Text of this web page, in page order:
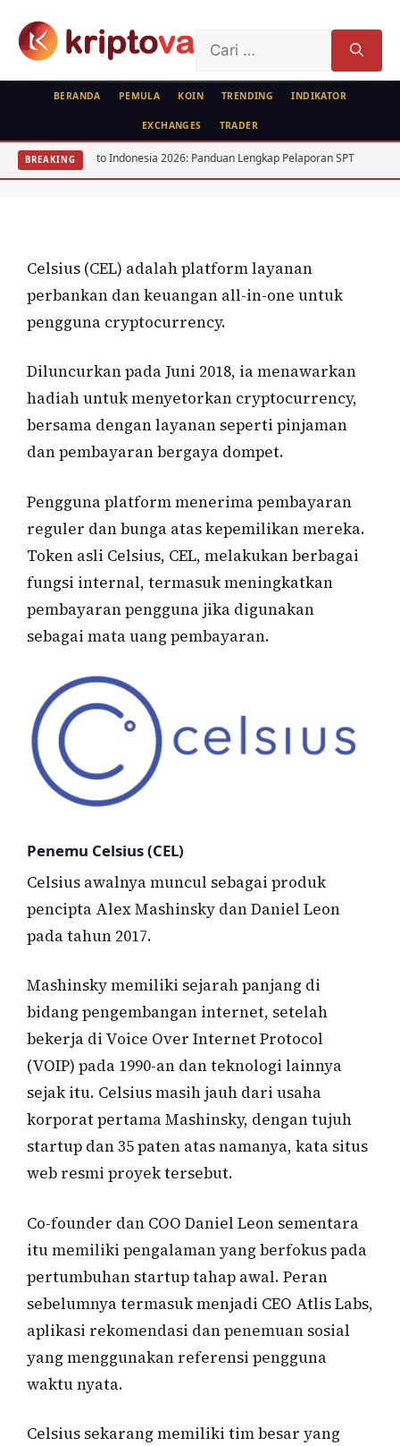
untuk:
BERANDA PEMULA KOIN TRENDING INDIKATOR
EXCHANGES TRADER
BREAKING
Pajak Kripto Indonesia 2026: Panduan Lengkap Pelaporan SPT
KOIN
Celsius (CEL)
Celsius (CEL) adalah platform layanan
perbankan dan keuangan all-in-one untuk
pengguna cryptocurrency.
Diluncurkan pada Juni 2018, ia menawarkan
hadiah untuk menyetorkan cryptocurrency,
bersama dengan layanan seperti pinjaman
dan pembayaran bergaya dompet.
Pengguna platform menerima pembayaran
reguler dan bunga atas kepemilikan mereka.
Token asli Celsius, CEL, melakukan berbagai
fungsi internal, termasuk meningkatkan
pembayaran pengguna jika digunakan
sebagai mata uang pembayaran.
Penemu Celsius (CEL)
Celsius awalnya muncul sebagai produk
pencipta Alex Mashinsky dan Daniel Leon
pada tahun 2017.
Mashinsky memiliki sejarah panjang di
bidang pengembangan internet, setelah
bekerja di Voice Over Internet Protocol
(VOIP) pada 1990-an dan teknologi lainnya
sejak itu. Celsius masih jauh dari usaha
korporat pertama Mashinsky, dengan tujuh
startup dan 35 paten atas namanya, kata situs
web resmi proyek tersebut.
Co-founder dan COO Daniel Leon sementara
itu memiliki pengalaman yang berfokus pada
pertumbuhan startup tahap awal. Peran
sebelumnya termasuk menjadi CEO Atlis Labs,
aplikasi rekomendasi dan penemuan sosial
yang menggunakan referensi pengguna
waktu nyata.
Celsius sekarang memiliki tim besar yang